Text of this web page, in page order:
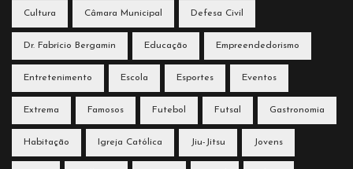
Cultura Câmara Municipal Defesa Civil
Dr. Fabrício Bergamin Educação Empreendedorismo
Entretenimento Escola Esportes Eventos
Extrema Famosos Futebol Futsal Gastronomia
Habitação Igreja Católica Jiu-Jitsu Jovens